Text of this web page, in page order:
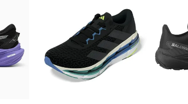
バッティング手袋
インナーグローブ（守備用手袋）
その他手袋
バッグ・ケース
メンテナンス用品
ソックス・ストッキング
その他バッグ
トレッキングソックス
ラグビーソックス
トレーニング・ジム・カジュアル
FINTA
Foxfir
e
G-FIT